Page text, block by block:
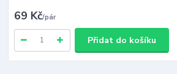
69 Kč/pár
Přidat do košíku